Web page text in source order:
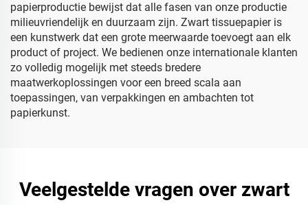
papierproductie bewijst dat alle fasen van onze productie
milieuvriendelijk en duurzaam zijn. Zwart tissuepapier is
een kunstwerk dat een grote meerwaarde toevoegt aan elk
product of project. We bedienen onze internationale klanten
zo volledig mogelijk met steeds bredere
maatwerkoplossingen voor een breed scala aan
toepassingen, van verpakkingen en ambachten tot
papierkunst.
Veelgestelde vragen over zwart